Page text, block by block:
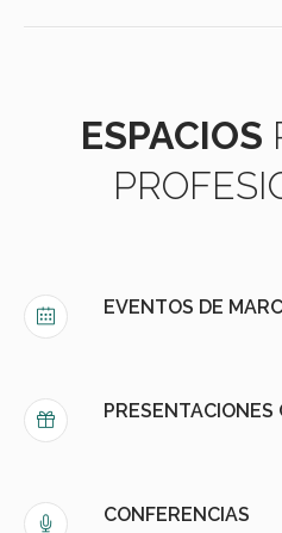
ESPACIOS
EVENTOS DE
PRESENTACIONES
CONFERENCIAS